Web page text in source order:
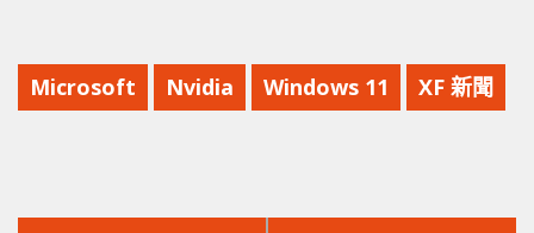
Microsoft Nvidia Windows 11 XF 新聞